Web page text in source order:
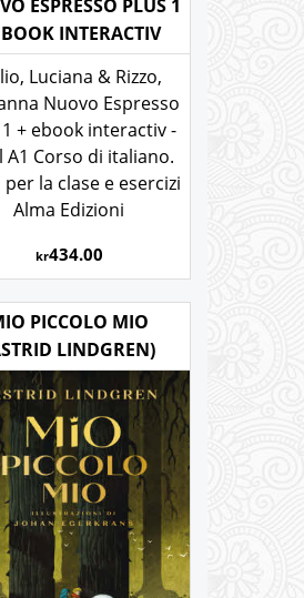
ESPRESSO PLUS 1
INTERACTIV
Luciana & Rizzo,
Nuovo Espresso
+ ebook interactiv -
A1 Corso di italiano.
la clase e esercizi
Alma Edizioni
kr434.00
PICCOLO MIO
LINDGREN)